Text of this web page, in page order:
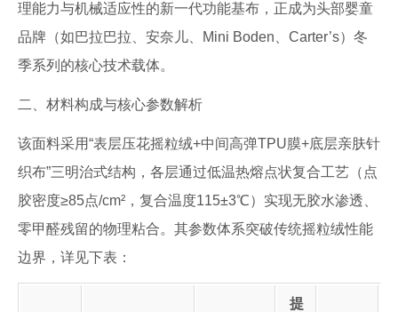
理能力与机械适应性的新一代功能基布，正成为头部婴童
品牌（如巴拉巴拉、安奈儿、Mini Boden、Carter’s）冬
季系列的核心技术载体。
二、材料构成与核心参数解析
该面料采用“表层压花摇粒绒+中间高弹TPU膜+底层亲肤针
织布”三明治式结构，各层通过低温热熔点状复合工艺（点
胶密度≥85点/cm²，复合温度115±3℃）实现无胶水渗透、
零甲醛残留的物理粘合。其参数体系突破传统摇粒绒性能
边界，详见下表：
提